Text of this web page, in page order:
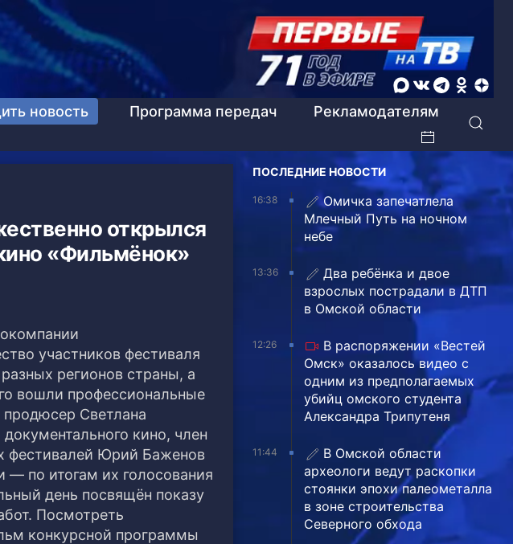
новость Программа передач
Рекламодателям
открылся
«Фильмёнок»
участников фестиваля
регионов страны, а
вошли профессиональные
Светлана
кино, член
фестивалей Юрий Баженов
— по итогам их голосования
день посвящён показу
Посмотреть
конкурсной программы
ПОСЛЕДНИЕ НОВОСТИ
16:38
Омичка запечатлела
Млечный Путь на ночном
небе
13:36
Два ребёнка и двое
взрослых пострадали в ДТП
в Омской области
12:26
В распоряжении «Вестей
Омск» оказалось видео с
одним из предполагаемых
убийц омского студента
Александра Трипутеня
11:44
В Омской области
археологи ведут раскопки
стоянки эпохи палеометалла
в зоне строительства
Северного обхода